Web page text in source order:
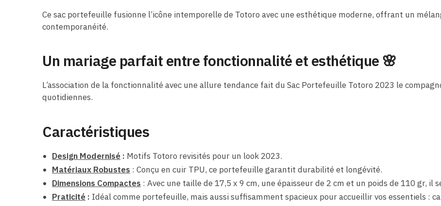
Ce sac portefeuille fusionne l’icône intemporelle de Totoro avec une esthétique moderne, offrant un
contemporanéité.
Un mariage parfait entre fonctionnalité et esthétique 🌸
L’association de la fonctionnalité avec une allure tendance fait du Sac Portefeuille Totoro 2023 le
quotidiennes.
Caractéristiques
Design Modernisé : Motifs Totoro revisités pour un look 2023.
Matériaux Robustes : Conçu en cuir TPU, ce portefeuille garantit durabilité et longévité.
Dimensions Compactes : Avec une taille de 17,5 x 9 cm, une épaisseur de 2 cm et un poids de 110 gr, il
Praticité : Idéal comme portefeuille, mais aussi suffisamment spacieux pour accueillir vos essentiels :